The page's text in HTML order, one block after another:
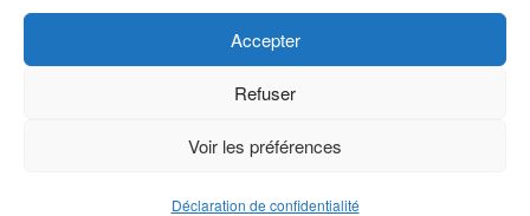
Accepter
Refuser
Voir les préférences
Déclaration de confidentialité